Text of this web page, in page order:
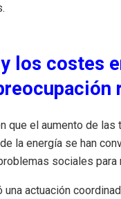
los costes
que el aumento de las
la energía se han
sociales para
una actuación